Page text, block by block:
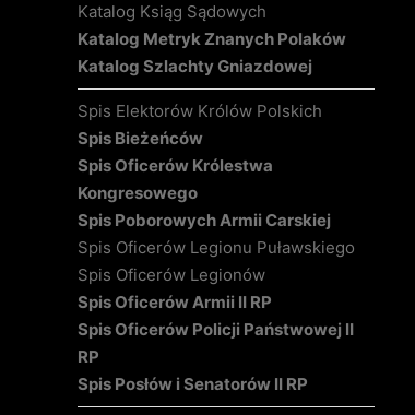
Katalog Ksiąg Sądowych
Katalog Metryk Znanych Polaków
Katalog Szlachty Gniazdowej
Spis Elektorów Królów Polskich
Spis Bieżeńców
Spis Oficerów Królestwa
Kongresowego
Spis Poborowych Armii Carskiej
Spis Oficerów Legionu Puławskiego
Spis Oficerów Legionów
Spis Oficerów Armii II RP
Spis Oficerów Policji Państwowej II
RP
Spis Posłów i Senatorów II RP